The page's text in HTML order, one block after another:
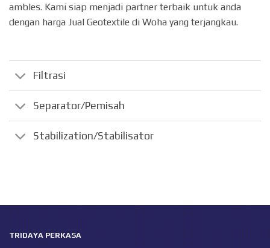
ambles. Kami siap menjadi partner terbaik untuk anda
dengan harga Jual Geotextile di Woha yang terjangkau.
Filtrasi
Separator/Pemisah
Stabilization/Stabilisator
TRIDAYA PERKASA